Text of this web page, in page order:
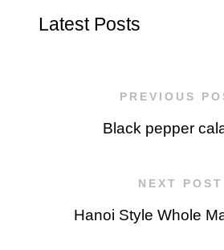
Latest Posts
PREVIOUS
Black pepper
NEXT POST
Hanoi Style Whole